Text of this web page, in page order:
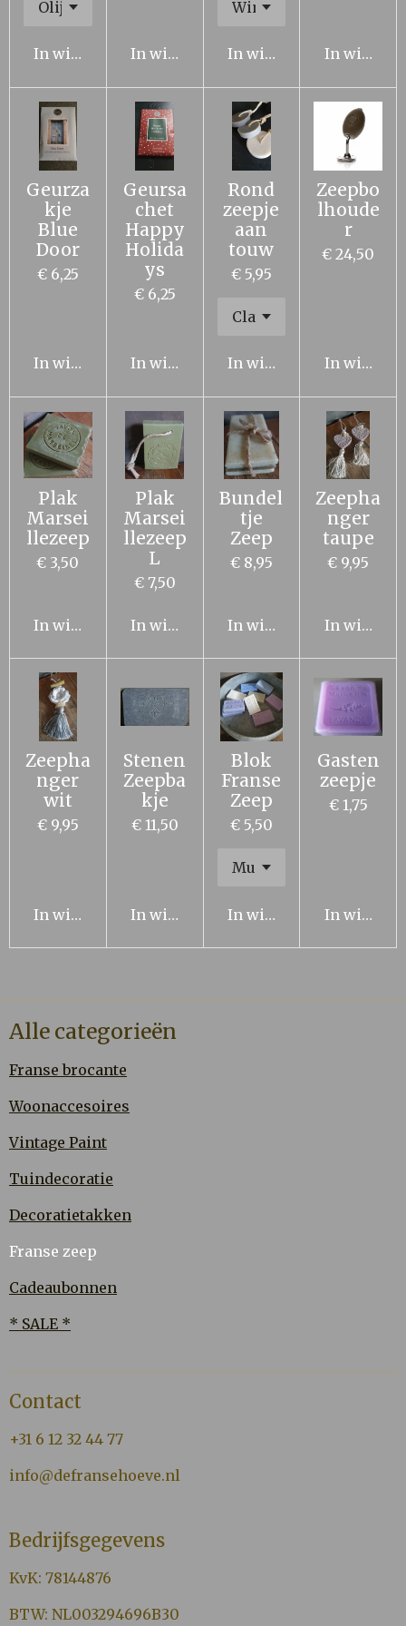
In winkelwagenIn winkelwagenIn winkelwagen
In
Geurza
kje
Blue
Door
€ 6,25
In winkelwagen
Geursa
chet
Happy
Holida
ys
€ 6,25
In winkelwagen
Rond
zeepje
aan
touw
€ 5,95
In winkelwagen
Zeepbo
lhoude
r
€ 24,50
In
Plak
Marsei
llezeep
€ 3,50
In winkelwagen
Plak
Marsei
llezeep
L
€ 7,50
In winkelwagen
Bundel
tje
Zeep
€ 8,95
In winkelwagen
Zeepha
nger
taupe
€ 9,95
In
Zeepha
nger
wit
€ 9,95
In winkelwagen
Stenen
Zeepba
kje
€ 11,50
In winkelwagen
Blok
Franse
Zeep
€ 5,50
In winkelwagen
Gasten
zeepje
€ 1,75
In
Alle categorieën
Franse brocante
Woonaccesoires
Vintage Paint
Tuindecoratie
Decoratietakken
Franse zeep
Cadeaubonnen
* SALE *
Contact
+31 6 12 32 44 77
info@defransehoeve.nl
Bedrijfsgegevens
KvK: 78144876
BTW: NL003294696B30